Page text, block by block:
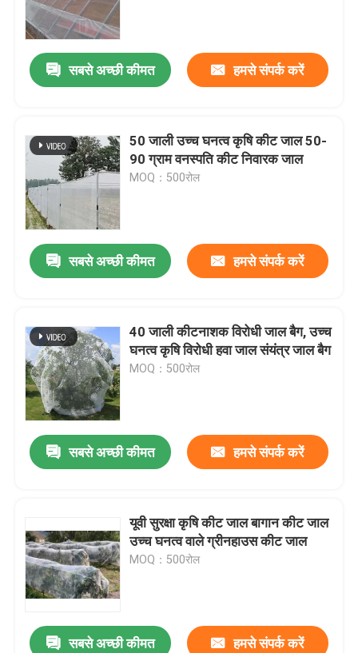
सबसे अच्छी कीमत हमसे संपर्क करें
50 जाली उच्च घनत्व कृषि कीट जाल 50-
90 ग्राम वनस्पति कीट निवारक जाल
MOQ：500रोल
सबसे अच्छी कीमत हमसे संपर्क करें
40 जाली कीटनाशक विरोधी जाल बैग, उच्च
घनत्व कृषि विरोधी हवा जाल संयंत्र जाल बैग
MOQ：500रोल
सबसे अच्छी कीमत हमसे संपर्क करें
यूवी सुरक्षा कृषि कीट जाल बागान कीट जाल
उच्च घनत्व वाले ग्रीनहाउस कीट जाल
MOQ：500रोल
सबसे अच्छी कीमत हमसे संपर्क करें